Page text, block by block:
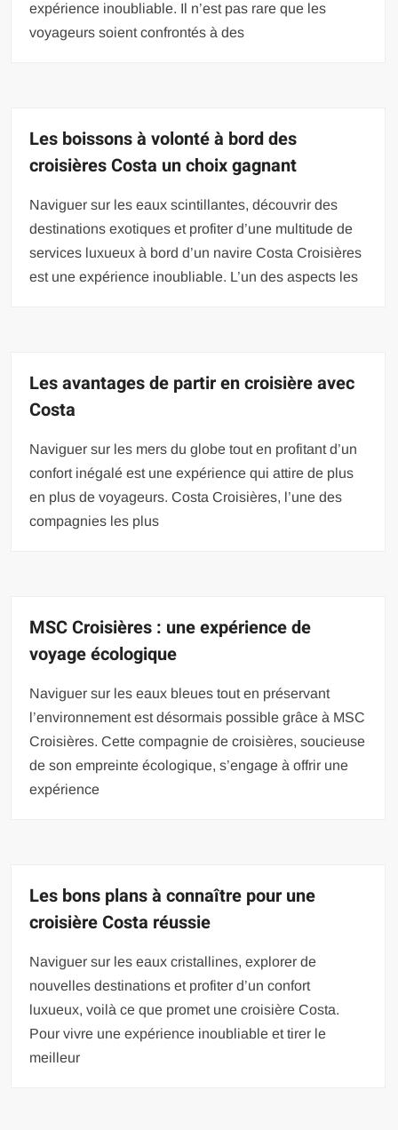
expérience inoubliable. Il n’est pas rare que les
voyageurs soient confrontés à des
Les boissons à volonté à bord des
croisières Costa un choix gagnant
Naviguer sur les eaux scintillantes, découvrir des
destinations exotiques et profiter d’une multitude de
services luxueux à bord d’un navire Costa Croisières
est une expérience inoubliable. L’un des aspects les
Les avantages de partir en croisière avec
Costa
Naviguer sur les mers du globe tout en profitant d’un
confort inégalé est une expérience qui attire de plus
en plus de voyageurs. Costa Croisières, l’une des
compagnies les plus
MSC Croisières : une expérience de
voyage écologique
Naviguer sur les eaux bleues tout en préservant
l’environnement est désormais possible grâce à MSC
Croisières. Cette compagnie de croisières, soucieuse
de son empreinte écologique, s’engage à offrir une
expérience
Les bons plans à connaître pour une
croisière Costa réussie
Naviguer sur les eaux cristallines, explorer de
nouvelles destinations et profiter d’un confort
luxueux, voilà ce que promet une croisière Costa.
Pour vivre une expérience inoubliable et tirer le
meilleur